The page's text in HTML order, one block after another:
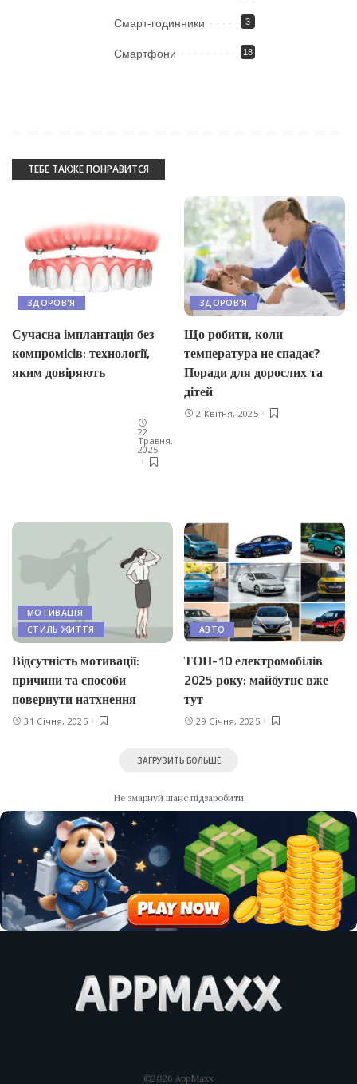
Смарт-годинники 3
Смартфони 18
ТЕБЕ ТАКЖЕ ПОНРАВИТСЯ
ЗДОРОВ'Я
Сучасна імплантація без
компромісів: технології,
яким довіряють
22
Травня,
2025
ЗДОРОВ'Я
Що робити, коли
температура не спадає?
Поради для дорослих та
дітей
2 Квітня, 2025
МОТИВАЦІЯ
СТИЛЬ ЖИТТЯ
Відсутність мотивації:
причини та способи
повернути натхнення
31 Січня, 2025
АВТО
ТОП-10 електромобілів
2025 року: майбутнє вже
тут
29 Січня, 2025
ЗАГРУЗИТЬ БОЛЬШЕ
Не змарнуй шанс підзаробити
©2026 AppMaxx